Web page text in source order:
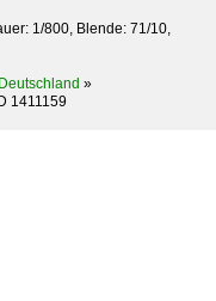
1/800, Blende: 71/10,
Deutschland »
ID 1411159